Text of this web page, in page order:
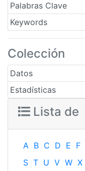
Palabras Clave
Keywords
Colección
Datos
Estadísticas
Lista de
A B C D E F
S T U V W X